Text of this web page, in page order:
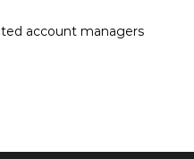
account managers